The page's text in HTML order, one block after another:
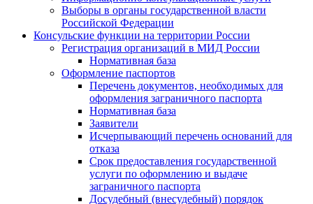
Выборы в органы государственной власти
Российской Федерации
Консульские функции на территории России
Регистрация организаций в МИД России
Нормативная база
Оформление паспортов
Перечень документов, необходимых для
оформления заграничного паспорта
Нормативная база
Заявители
Исчерпывающий перечень оснований для
отказа
Срок предоставления государственной
услуги по оформлению и выдаче
заграничного паспорта
Досудебный (внесудебный) порядок